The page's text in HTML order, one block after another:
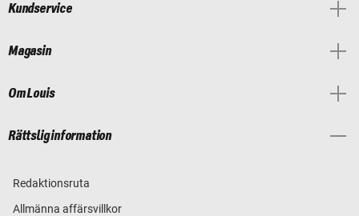
Kundservice
Magasin
Om Louis
Rättslig information
Redaktionsruta
Allmänna affärsvillkor